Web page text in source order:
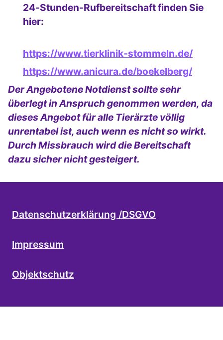
24-Stunden-Rufbereitschaft finden Sie
hier:
https://www.tierklinik-stommeln.de/
https://www.anicura.de/boekelberg/
Der Angebotene Notdienst sollte sehr
überlegt in Anspruch genommen werden, da
dieses Angebot für alle Tierärzte völlig
unrentabel ist, auch wenn es nicht so wirkt.
Durch Missbrauch wird die Bereitschaft
dazu sicher nicht gesteigert.
Datenschutzerklärung /DSGVO
Impressum
Objektschutz